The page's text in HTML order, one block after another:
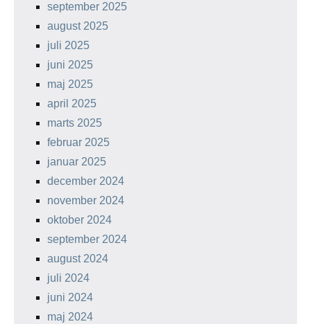
september 2025
august 2025
juli 2025
juni 2025
maj 2025
april 2025
marts 2025
februar 2025
januar 2025
december 2024
november 2024
oktober 2024
september 2024
august 2024
juli 2024
juni 2024
maj 2024